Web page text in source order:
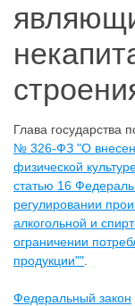
Глава государства
№ 326-ФЗ "О
физической
статью 16
регулировании
алкогольной и
ограничении
продукции""
Федеральный закон